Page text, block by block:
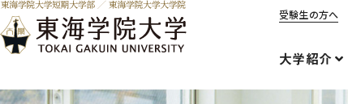
受験生の方へ
大学紹介